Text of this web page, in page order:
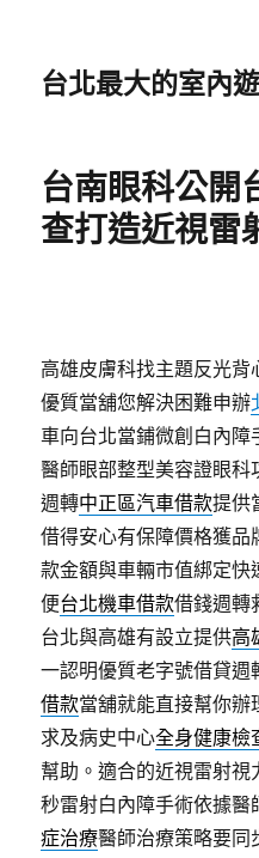
台北最大的室內
台南眼科公開
查打造近視雷
高雄皮膚科找主題反光背
優質當舖您解決困難申辦
車向台北當鋪微創白內障
醫師眼部整型美容證眼
週轉中正區汽車借款提供
借得安心有保障價格獲品
款金額與車輛市值綁定
便台北機車借款借錢週轉
台北與高雄有設立提供高
一認明優質老字號借貸週
借款當舖就能直接幫你辦
求及病史中心全身健康檢
幫助。適合的近視雷射視
秒雷射白內障手術依據
症治療醫師治療策略要同